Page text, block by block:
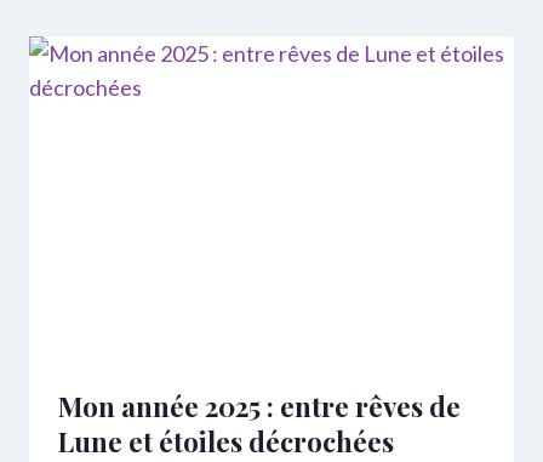
Mon année 2025 : entre rêves de
Lune et étoiles décrochées